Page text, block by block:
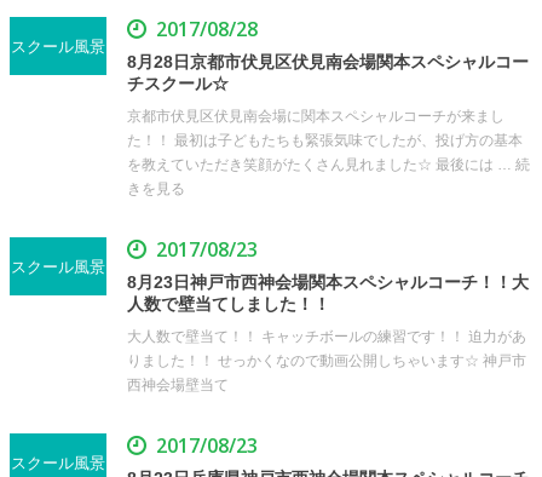
スクール風景
2017/08/28
8月28日京都市伏見区伏見南会場関本スペシャルコー
チスクール☆
京都市伏見区伏見南会場に関本スペシャルコーチが来まし
た！！ 最初は子どもたちも緊張気味でしたが、投げ方の基本
を教えていただき笑顔がたくさん見れました☆ 最後には … 続
きを見る
スクール風景
2017/08/23
8月23日神戸市西神会場関本スペシャルコーチ！！大
人数で壁当てしました！！
大人数で壁当て！！ キャッチボールの練習です！！ 迫力があ
りました！！ せっかくなので動画公開しちゃいます☆ 神戸市
西神会場壁当て
スクール風景
2017/08/23